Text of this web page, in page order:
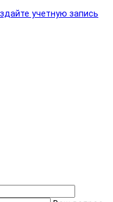
учетную запись